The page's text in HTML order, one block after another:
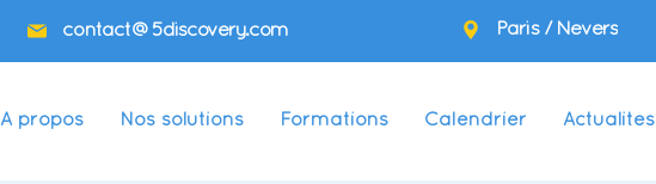
contact@5discovery.com Paris / Nevers
A propos Nos solutions Formations Calendrier Actualités